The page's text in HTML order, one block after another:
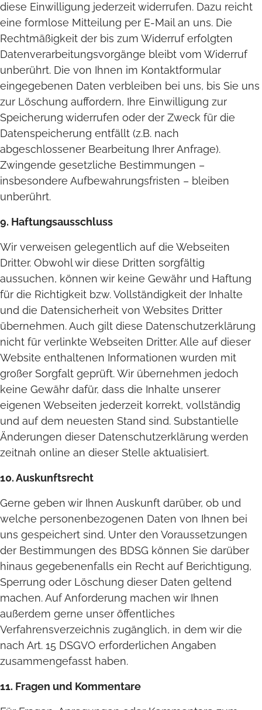
diese Einwilligung jederzeit widerrufen. Dazu reicht
eine formlose Mitteilung per E-Mail an uns. Die
Rechtmäßigkeit der bis zum Widerruf erfolgten
Datenverarbeitungsvorgänge bleibt vom Widerruf
unberührt. Die von Ihnen im Kontaktformular
eingegebenen Daten verbleiben bei uns, bis Sie uns
zur Löschung auffordern, Ihre Einwilligung zur
Speicherung widerrufen oder der Zweck für die
Datenspeicherung entfällt (z.B. nach
abgeschlossener Bearbeitung Ihrer Anfrage).
Zwingende gesetzliche Bestimmungen –
insbesondere Aufbewahrungsfristen – bleiben
unberührt.
9. Haftungsausschluss
Wir verweisen gelegentlich auf die Webseiten
Dritter. Obwohl wir diese Dritten sorgfältig
aussuchen, können wir keine Gewähr und Haftung
für die Richtigkeit bzw. Vollständigkeit der Inhalte
und die Datensicherheit von Websites Dritter
übernehmen. Auch gilt diese Datenschutzerklärung
nicht für verlinkte Webseiten Dritter. Alle auf dieser
Website enthaltenen Informationen wurden mit
großer Sorgfalt geprüft. Wir übernehmen jedoch
keine Gewähr dafür, dass die Inhalte unserer
eigenen Webseiten jederzeit korrekt, vollständig
und auf dem neuesten Stand sind. Substantielle
Änderungen dieser Datenschutzerklärung werden
zeitnah online an dieser Stelle aktualisiert.
10. Auskunftsrecht
Gerne geben wir Ihnen Auskunft darüber, ob und
welche personenbezogenen Daten von Ihnen bei
uns gespeichert sind. Unter den Voraussetzungen
der Bestimmungen des BDSG können Sie darüber
hinaus gegebenenfalls ein Recht auf Berichtigung,
Sperrung oder Löschung dieser Daten geltend
machen. Auf Anforderung machen wir Ihnen
außerdem gerne unser öffentliches
Verfahrensverzeichnis zugänglich, in dem wir die
nach Art. 15 DSGVO erforderlichen Angaben
zusammengefasst haben.
11. Fragen und Kommentare